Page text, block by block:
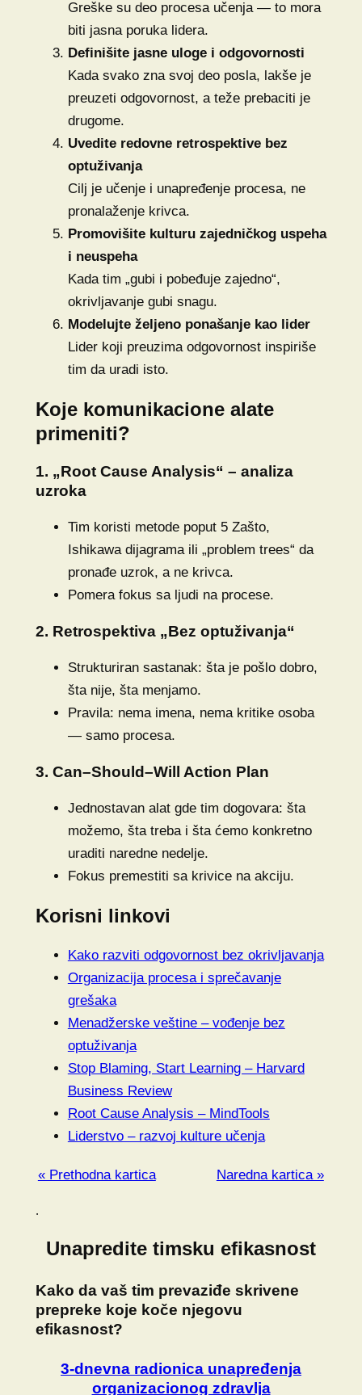
Greške su deo procesa učenja — to mora
biti jasna poruka lidera.
Definišite jasne uloge i odgovornosti
Kada svako zna svoj deo posla, lakše je
preuzeti odgovornost, a teže prebaciti je
drugome.
Uvedite redovne retrospektive bez
optuživanja
Cilj je učenje i unapređenje procesa, ne
pronalaženje krivca.
Promovišite kulturu zajedničkog uspeha
i neuspeha
Kada tim „gubi i pobeđuje zajedno“,
okrivljavanje gubi snagu.
Modelujte željeno ponašanje kao lider
Lider koji preuzima odgovornost inspiriše
tim da uradi isto.
Koje komunikacione alate
primeniti?
1. „Root Cause Analysis“ – analiza
uzroka
Tim koristi metode poput 5 Zašto,
Ishikawa dijagrama ili „problem trees“ da
pronađe uzrok, a ne krivca.
Pomera fokus sa ljudi na procese.
2. Retrospektiva „Bez optuživanja“
Strukturiran sastanak: šta je pošlo dobro,
šta nije, šta menjamo.
Pravila: nema imena, nema kritike osoba
— samo procesa.
3. Can–Should–Will Action Plan
Jednostavan alat gde tim dogovara: šta
možemo, šta treba i šta ćemo konkretno
uraditi naredne nedelje.
Fokus premestiti sa krivice na akciju.
Korisni linkovi
Kako razviti odgovornost bez okrivljavanja
Organizacija procesa i sprečavanje
grešaka
Menadžerske veštine – vođenje bez
optuživanja
Stop Blaming, Start Learning – Harvard
Business Review
Root Cause Analysis – MindTools
Liderstvo – razvoj kulture učenja
« Prethodna kartica Naredna kartica »
.
Unapredite timsku efikasnost
Kako da vaš tim prevaziđe skrivene
prepreke koje koče njegovu
efikasnost?
3-dnevna radionica unapređenja
organizacionog zdravlja